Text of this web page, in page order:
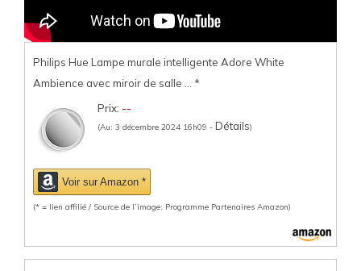
Philips Hue Lampe murale intelligente Adore White
Ambience avec miroir de salle ... *
Prix: --
(Au: 3 décembre 2024 16h09 - Détails)
Voir sur Amazon *
(* = lien affilié / Source de l’image: Programme Partenaires Amazon)